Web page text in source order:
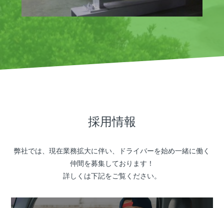
採用情報
弊社では、現在業務拡大に伴い、ドライバーを始め一緒に働く
仲間を募集しております！
詳しくは下記をご覧ください。